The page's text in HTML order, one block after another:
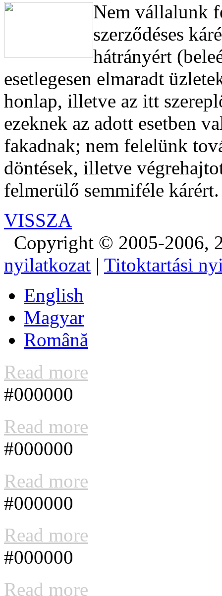
Nem vállalunk
szerződéses
hátrányért
esetlegesen elmaradt
honlap, illetve az itt
ezeknek az adott esetben
fakadnak; nem felelünk
döntések, illetve
felmerülő semmiféle kárért.
VISSZA
Copyright © 2005-2006,
nyilatkozat | Titoktartási
English
Magyar
Română
Read more
#000000
Read more
#000000
Read more
#000000
Read more
#000000
Read more